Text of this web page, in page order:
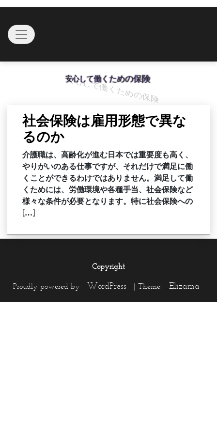
contentToggle navigation
安心して働くための保険
社会保険は雇用形態で異な
るのか
介護職は、高齢化が進む日本では重要度も高く、
やりがいのある仕事ですが、それだけで満足に働
くことができるわけではありません。満足して働
くためには、労働環境や各種手当、社会保険など
様々な条件が必要となります。特に社会保険への
[…]
Copyright
Proudly powered by WordPress | Theme: Elizama